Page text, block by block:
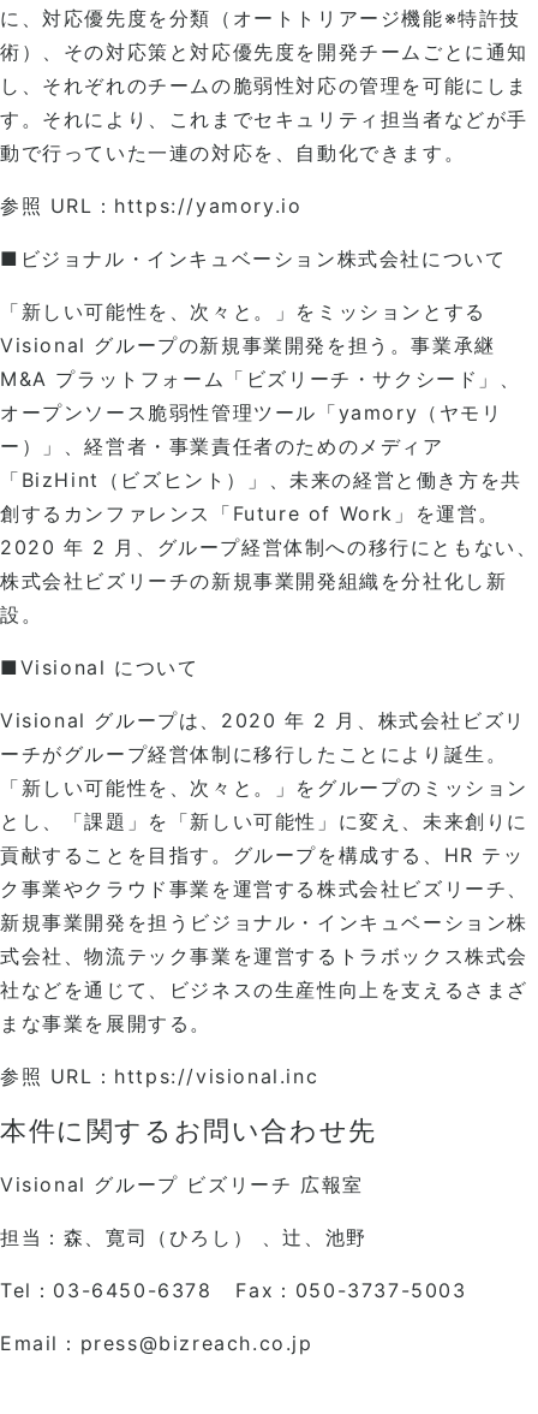
に、対応優先度を分類（オートトリアージ機能※特許技
術）、その対応策と対応優先度を開発チームごとに通知
し、それぞれのチームの脆弱性対応の管理を可能にしま
す。それにより、これまでセキュリティ担当者などが手
動で行っていた一連の対応を、自動化できます。
参照 URL： https://yamory.io
■ビジョナル・インキュベーション株式会社について
「新しい可能性を、次々と。」をミッションとする
Visional グループの新規事業開発を担う。事業承継
M&A プラットフォーム「ビズリーチ・サクシード」、
オープンソース脆弱性管理ツール「yamory（ヤモリ
ー）」、経営者・事業責任者のためのメディア
「BizHint（ビズヒント）」、未来の経営と働き方を共
創するカンファレンス「Future of Work」を運営。
2020 年 2 月、グループ経営体制への移行にともない、
株式会社ビズリーチの新規事業開発組織を分社化し新
設。
■Visional について
Visional グループは、2020 年 2 月、株式会社ビズリ
ーチがグループ経営体制に移行したことにより誕生。
「新しい可能性を、次々と。」をグループのミッション
とし、「課題」を「新しい可能性」に変え、未来創りに
貢献することを目指す。グループを構成する、HR テッ
ク事業やクラウド事業を運営する株式会社ビズリーチ、
新規事業開発を担うビジョナル・インキュベーション株
式会社、物流テック事業を運営するトラボックス株式会
社などを通じて、ビジネスの生産性向上を支えるさまざ
まな事業を展開する。
参照 URL： https://visional.inc
本件に関するお問い合わせ先
Visional グループ ビズリーチ 広報室
担当：森、寛司（ひろし） 、辻、池野
Tel：03-6450-6378 Fax：050-3737-5003
Email：press@bizreach.co.jp